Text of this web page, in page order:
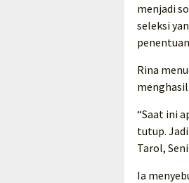
menjadi
seleksi
Rina
“Saat ini
tutup.
Tarol,
Ia